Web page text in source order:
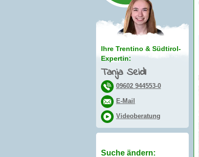
Ihre Trentino & Südtirol-
Expertin:
Tanja Seidl
09602 944553-0
E-Mail
Videoberatung
Suche ändern: